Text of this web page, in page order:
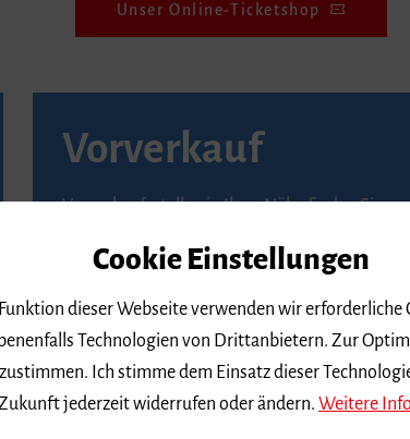
Vorverkauf
Vorverkaufsstellen in Ihrer Nähe finden Sie
79098 Freiburg
bis drei Tage vor einem Konzert möglich)
Cookie Einstellungen
dieser Webseite verwenden wir erforderliche
Technologien von Drittanbietern. Zur
Ich stimme dem Einsatz dieser
jederzeit widerrufen oder ändern. Weitere